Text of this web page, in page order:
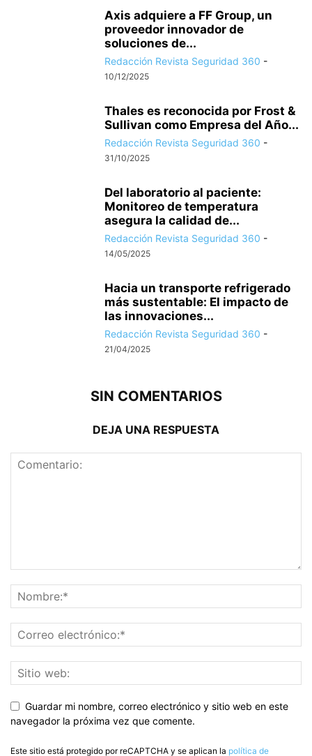
Axis adquiere a FF Group, un
proveedor innovador de
soluciones de...
Redacción Revista Seguridad 360 -
10/12/2025
Thales es reconocida por Frost &
Sullivan como Empresa del Año...
Redacción Revista Seguridad 360 -
31/10/2025
Del laboratorio al paciente:
Monitoreo de temperatura
asegura la calidad de...
Redacción Revista Seguridad 360 -
14/05/2025
Hacia un transporte refrigerado
más sustentable: El impacto de
las innovaciones...
Redacción Revista Seguridad 360 -
21/04/2025
SIN COMENTARIOS
DEJA UNA RESPUESTA
Guardar mi nombre, correo electrónico y sitio web en este
navegador la próxima vez que comente.
Este sitio está protegido por reCAPTCHA y se aplican la política de